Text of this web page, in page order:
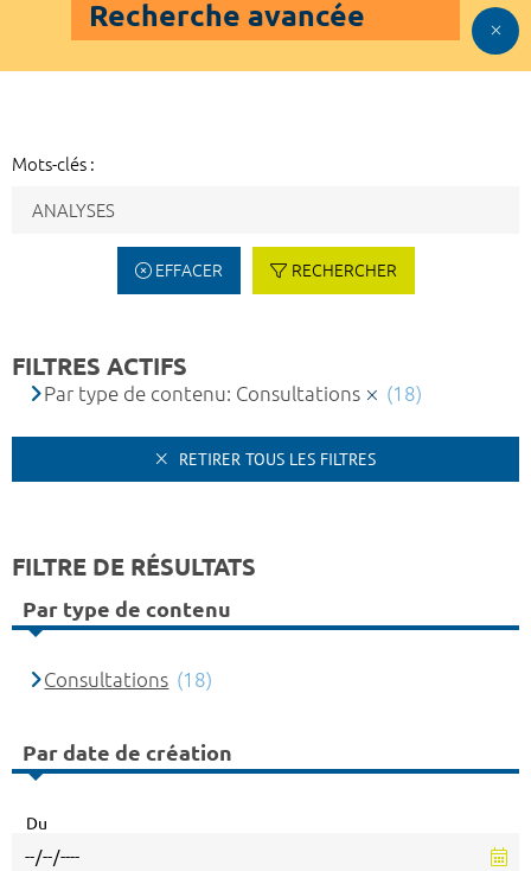
Recherche avancée
Mots-clés :
EFFACER RECHERCHER
FILTRES ACTIFS
Par type de contenu: Consultations (18)
RETIRER TOUS LES FILTRES
FILTRE DE RÉSULTATS
Par type de contenu
Consultations (18)
Par date de création
Du